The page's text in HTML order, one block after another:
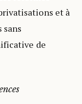
et à
de